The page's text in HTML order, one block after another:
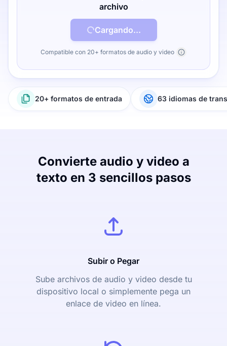
archivo
Cargando...
Compatible con 20+ formatos de audio y video
20+ formatos de entrada 63 idiomas de
Convierte audio y video a
texto en 3 sencillos pasos
Subir o Pegar
Sube archivos de audio y video desde tu
dispositivo local o simplemente pega un
enlace de video en línea.